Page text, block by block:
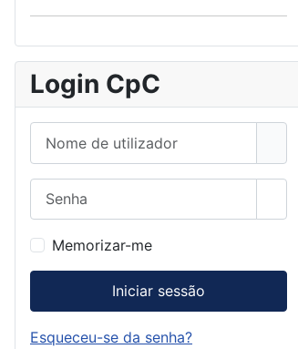
Login CpC
Memorizar-me
Iniciar sessão
Esqueceu-se da senha?